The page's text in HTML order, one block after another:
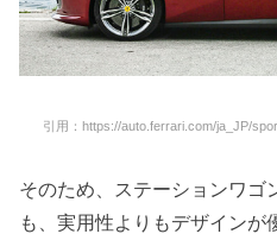
引用：https://auto.ferrari.com/ja_JP/
そのため、ステーションワゴ
も、実用性よりもデザインが